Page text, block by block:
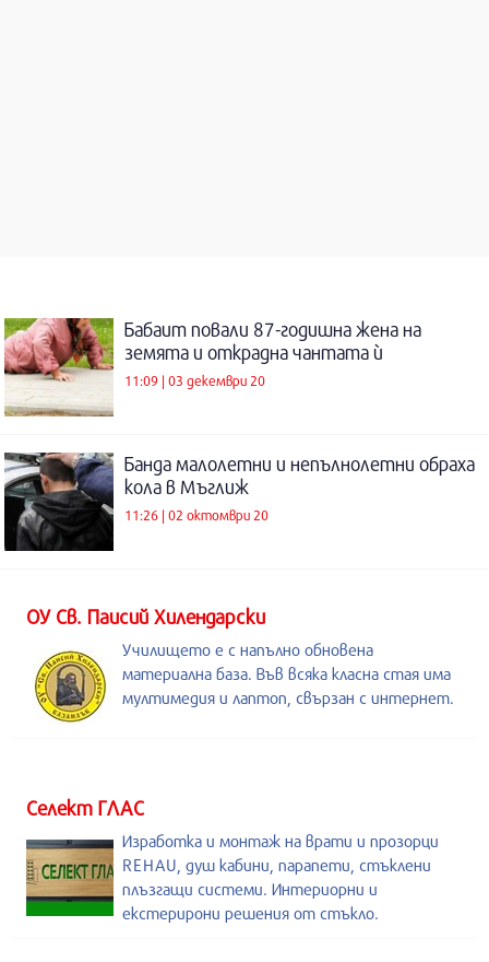
Бабаит повали 87-годишна жена на
земята и открадна чантата ѝ
11:09 | 03 декември 20
Банда малолетни и непълнолетни обраха
кола в Мъглиж
11:26 | 02 октомври 20
ОУ Св. Паисий Хилендарски
Училището е с напълно обновена
материална база. Във всяка класна стая има
мултимедия и лаптоп, свързан с интернет.
Селект ГЛАС
Изработка и монтаж на врати и прозорци
REHAU, душ кабини, парапети, стъклени
плъзгащи системи. Интериорни и
екстерирони решения от стъкло.